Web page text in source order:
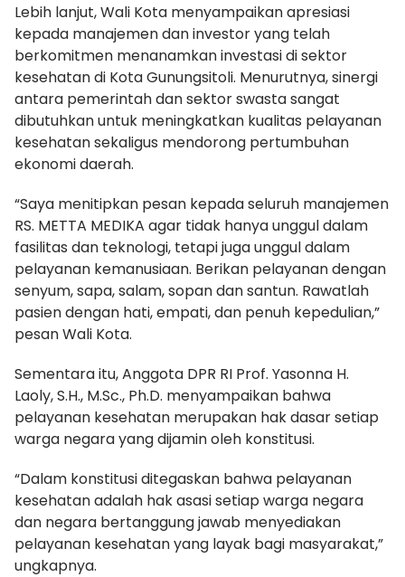
Lebih lanjut, Wali Kota menyampaikan apresiasi
kepada manajemen dan investor yang telah
berkomitmen menanamkan investasi di sektor
kesehatan di Kota Gunungsitoli. Menurutnya, sinergi
antara pemerintah dan sektor swasta sangat
dibutuhkan untuk meningkatkan kualitas pelayanan
kesehatan sekaligus mendorong pertumbuhan
ekonomi daerah.
“Saya menitipkan pesan kepada seluruh manajemen
RS. METTA MEDIKA agar tidak hanya unggul dalam
fasilitas dan teknologi, tetapi juga unggul dalam
pelayanan kemanusiaan. Berikan pelayanan dengan
senyum, sapa, salam, sopan dan santun. Rawatlah
pasien dengan hati, empati, dan penuh kepedulian,”
pesan Wali Kota.
Sementara itu, Anggota DPR RI Prof. Yasonna H.
Laoly, S.H., M.Sc., Ph.D. menyampaikan bahwa
pelayanan kesehatan merupakan hak dasar setiap
warga negara yang dijamin oleh konstitusi.
“Dalam konstitusi ditegaskan bahwa pelayanan
kesehatan adalah hak asasi setiap warga negara
dan negara bertanggung jawab menyediakan
pelayanan kesehatan yang layak bagi masyarakat,”
ungkapnya.